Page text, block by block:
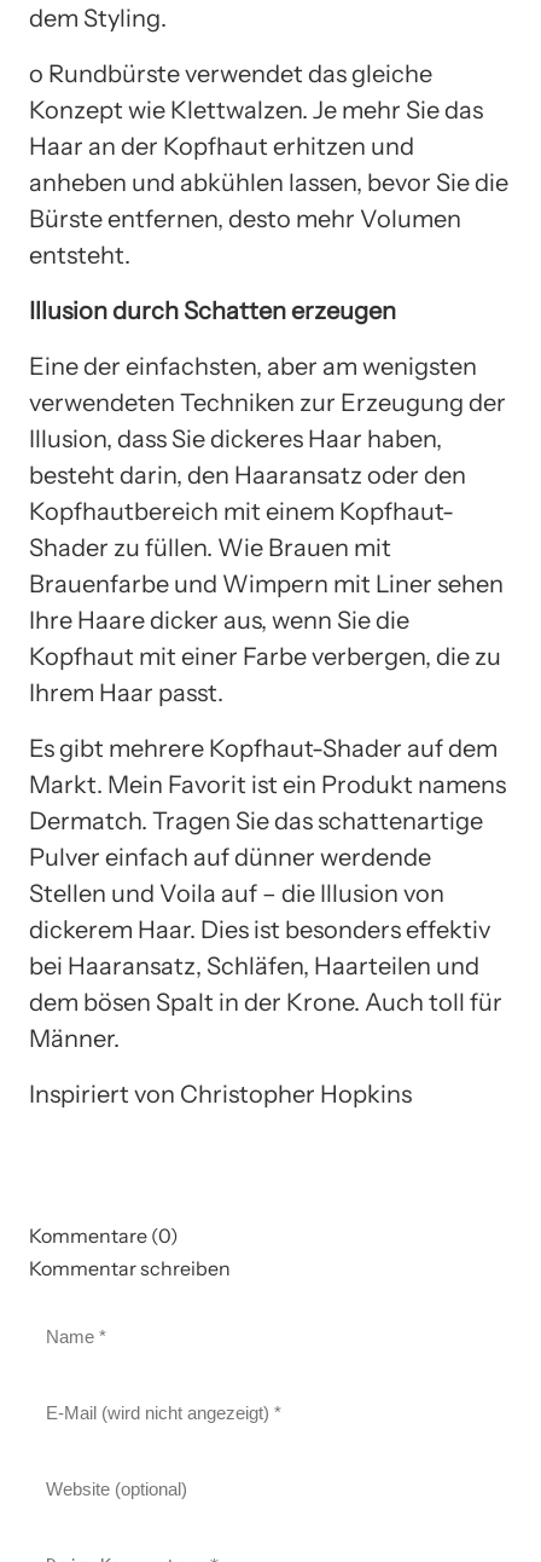
dem Styling.
o Rundbürste verwendet das gleiche
Konzept wie Klettwalzen. Je mehr Sie das
Haar an der Kopfhaut erhitzen und
anheben und abkühlen lassen, bevor Sie die
Bürste entfernen, desto mehr Volumen
entsteht.
Illusion durch Schatten erzeugen
Eine der einfachsten, aber am wenigsten
verwendeten Techniken zur Erzeugung der
Illusion, dass Sie dickeres Haar haben,
besteht darin, den Haaransatz oder den
Kopfhautbereich mit einem Kopfhaut-
Shader zu füllen. Wie Brauen mit
Brauenfarbe und Wimpern mit Liner sehen
Ihre Haare dicker aus, wenn Sie die
Kopfhaut mit einer Farbe verbergen, die zu
Ihrem Haar passt.
Es gibt mehrere Kopfhaut-Shader auf dem
Markt. Mein Favorit ist ein Produkt namens
Dermatch. Tragen Sie das schattenartige
Pulver einfach auf dünner werdende
Stellen und Voila auf – die Illusion von
dickerem Haar. Dies ist besonders effektiv
bei Haaransatz, Schläfen, Haarteilen und
dem bösen Spalt in der Krone. Auch toll für
Männer.
Inspiriert von Christopher Hopkins
Kommentare (0)
Kommentar schreiben